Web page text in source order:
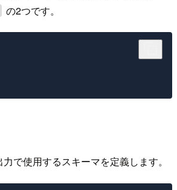
の2つです。
で使用するスキーマを定義します。